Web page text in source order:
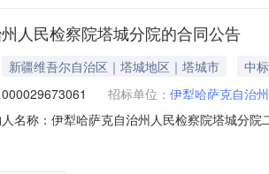
人民检察院塔城分院的合同公告
新疆维吾尔自治区｜塔城地区｜塔城市
中
招标单位： 伊犁哈萨克自治
名称：伊犁哈萨克自治州人民检察院塔城分
服务要求或标的基本概况：七、其它